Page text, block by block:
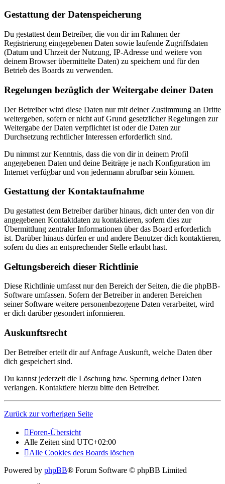
Gestattung der Datenspeicherung
Du gestattest dem Betreiber, die von dir im Rahmen der
Registrierung eingegebenen Daten sowie laufende Zugriffsdaten
(Datum und Uhrzeit der Nutzung, IP-Adresse und weitere von
deinem Browser übermittelte Daten) zu speichern und für den
Betrieb des Boards zu verwenden.
Regelungen bezüglich der Weitergabe deiner Daten
Der Betreiber wird diese Daten nur mit deiner Zustimmung an Dritte
weitergeben, sofern er nicht auf Grund gesetzlicher Regelungen zur
Weitergabe der Daten verpflichtet ist oder die Daten zur
Durchsetzung rechtlicher Interessen erforderlich sind.
Du nimmst zur Kenntnis, dass die von dir in deinem Profil
angegebenen Daten und deine Beiträge je nach Konfiguration im
Internet verfügbar und von jedermann abrufbar sein können.
Gestattung der Kontaktaufnahme
Du gestattest dem Betreiber darüber hinaus, dich unter den von dir
angegebenen Kontaktdaten zu kontaktieren, sofern dies zur
Übermittlung zentraler Informationen über das Board erforderlich
ist. Darüber hinaus dürfen er und andere Benutzer dich kontaktieren,
sofern du dies an entsprechender Stelle erlaubt hast.
Geltungsbereich dieser Richtlinie
Diese Richtlinie umfasst nur den Bereich der Seiten, die die phpBB-
Software umfassen. Sofern der Betreiber in anderen Bereichen
seiner Software weitere personenbezogene Daten verarbeitet, wird
er dich darüber gesondert informieren.
Auskunftsrecht
Der Betreiber erteilt dir auf Anfrage Auskunft, welche Daten über
dich gespeichert sind.
Du kannst jederzeit die Löschung bzw. Sperrung deiner Daten
verlangen. Kontaktiere hierzu bitte den Betreiber.
Zurück zur vorherigen Seite
Foren-Übersicht
Alle Zeiten sind UTC+02:00
Alle Cookies des Boards löschen
Powered by phpBB® Forum Software © phpBB Limited